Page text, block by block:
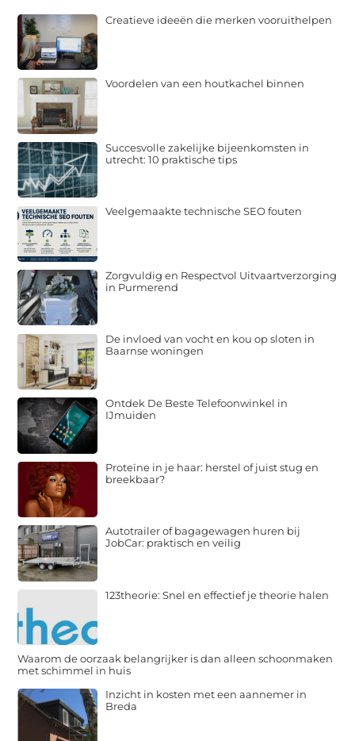
Creatieve ideeën die merken vooruithelpen
Voordelen van een houtkachel binnen
Succesvolle zakelijke bijeenkomsten in
utrecht: 10 praktische tips
Veelgemaakte technische SEO fouten
Zorgvuldig en Respectvol Uitvaartverzorging
in Purmerend
De invloed van vocht en kou op sloten in
Baarnse woningen
Ontdek De Beste Telefoonwinkel in
IJmuiden
Proteïne in je haar: herstel of juist stug en
breekbaar?
Autotrailer of bagagewagen huren bij
JobCar: praktisch en veilig
123theorie: Snel en effectief je theorie halen
Waarom de oorzaak belangrijker is dan alleen schoonmaken
met schimmel in huis
Inzicht in kosten met een aannemer in
Breda